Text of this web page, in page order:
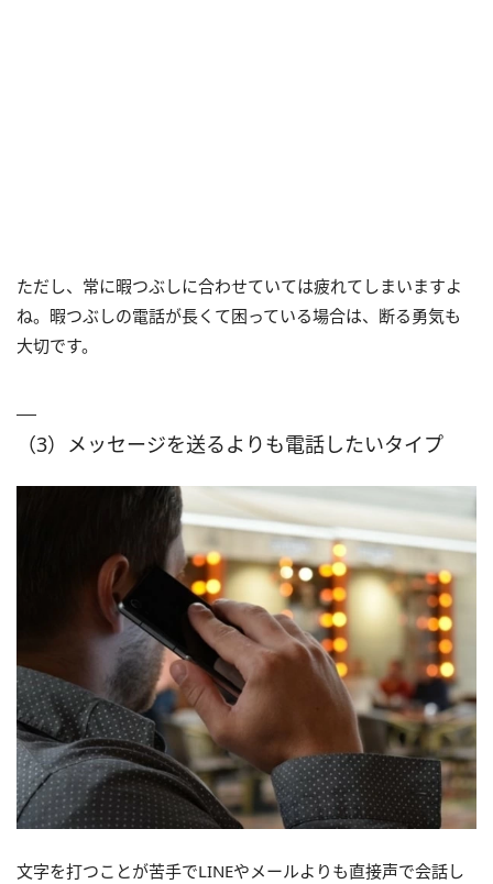
ただし、常に暇つぶしに合わせていては疲れてしまいますよ
ね。暇つぶしの電話が長くて困っている場合は、断る勇気も
大切です。
（3）メッセージを送るよりも電話したいタイプ
文字を打つことが苦手でLINEやメールよりも直接声で会話し